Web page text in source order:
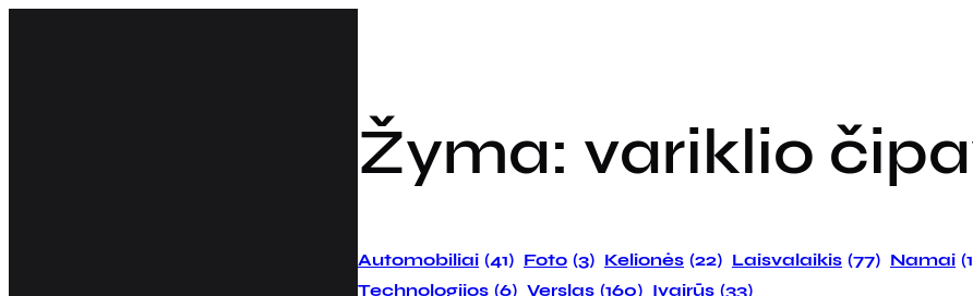
Žyma: variklio
Automobiliai (41) Foto (3) Kelionės (22) Laisvalaikis (77) Namai
Technologijos (6) Verslas (160) Įvairūs (33)